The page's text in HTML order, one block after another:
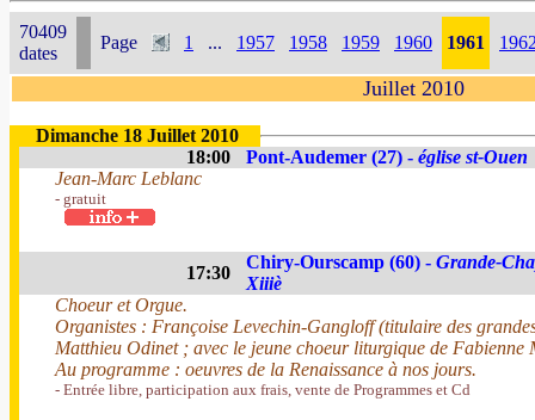
70409
dates
Page 1 ... 1957 1958 1959 1960 1961
Juillet 2010
Dimanche 18 Juillet 2010
18:00
Pont-Audemer (27) - église st-Ouen
Jean-Marc Leblanc
- gratuit
17:30
Chiry-Ourscamp (60) - Grande-
Xiiiè
Choeur et Orgue.
Organistes : Françoise Levechin-Gangloff (titulaire des
Matthieu Odinet ; avec le jeune choeur liturgique de Fabienne
Au programme : oeuvres de la Renaissance à nos jours.
- Entrée libre, participation aux frais, vente de Programmes et Cd